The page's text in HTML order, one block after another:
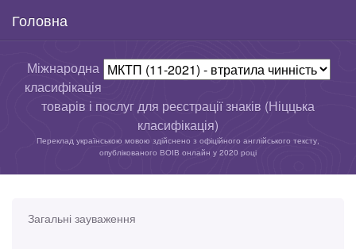
Головна
Міжнародна
класифікація
товарів і послуг для реєстрації знаків (Ніццька
класифікація)
Переклад українською мовою здійснено з офіційного англійського тексту,
опублікованого ВОІВ онлайн у 2020 році
Загальні зауваження